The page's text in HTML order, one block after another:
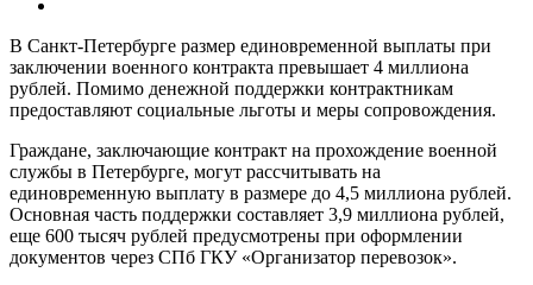
В Санкт-Петербурге размер единовременной выплаты при
заключении военного контракта превышает 4 миллиона
рублей. Помимо денежной поддержки контрактникам
предоставляют социальные льготы и меры сопровождения.
Граждане, заключающие контракт на прохождение военной
службы в Петербурге, могут рассчитывать на
единовременную выплату в размере до 4,5 миллиона рублей.
Основная часть поддержки составляет 3,9 миллиона рублей,
еще 600 тысяч рублей предусмотрены при оформлении
документов через СПб ГКУ «Организатор перевозок».